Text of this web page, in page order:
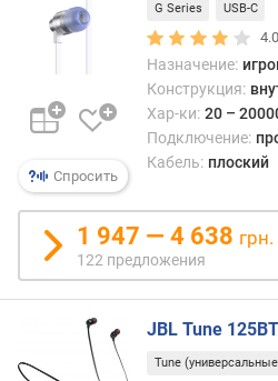
в
ы
п
о
т
з
ы
в
а
м
Спросить
G Series USB-C
Назначение:
Конструкция:
Хар-ки: 20 –
Подключение:
Кабель: плоский
1 947 — 4 638 грн.
122 предложения
JBL Tune 125BT
Tune